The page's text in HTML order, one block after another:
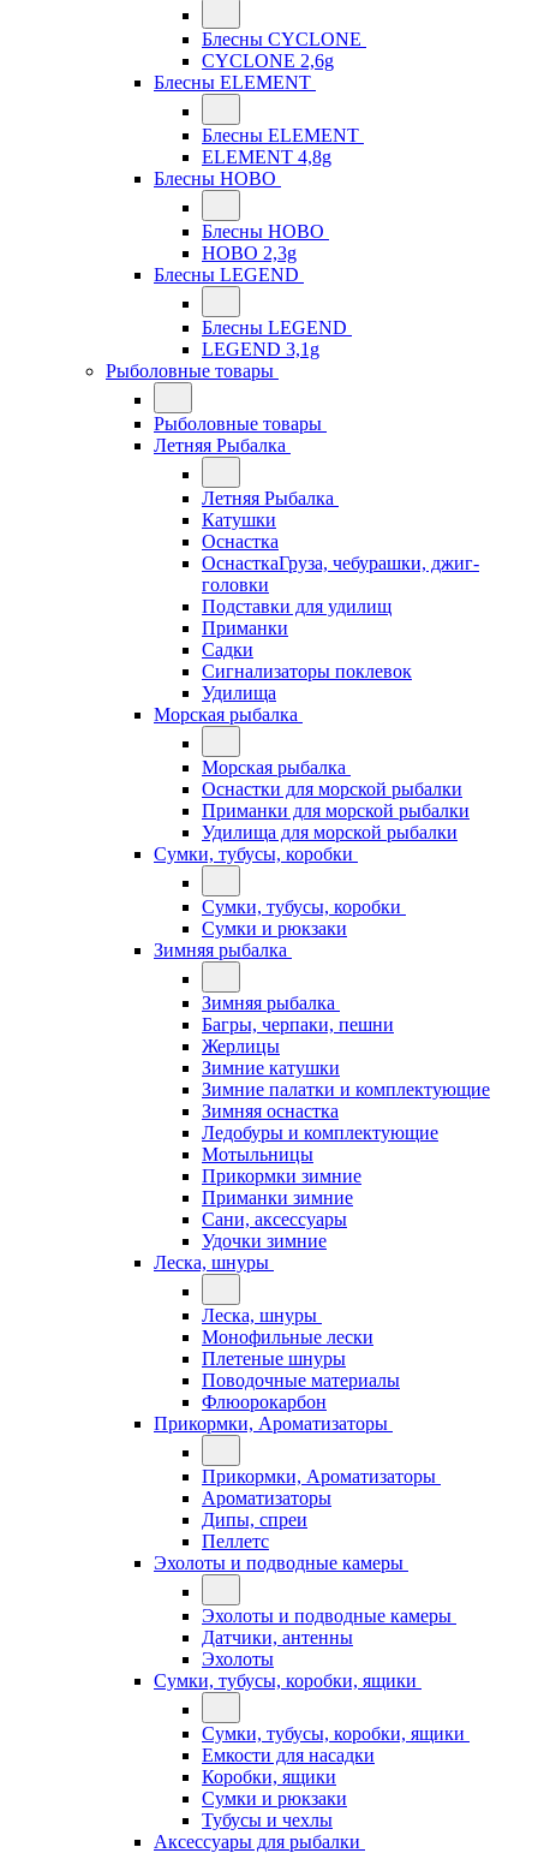
Блесны CYCLONE
CYCLONE 2,6g
Блесны ELEMENT
Блесны ELEMENT
ELEMENT 4,8g
Блесны HOBO
Блесны HOBO
HOBO 2,3g
Блесны LEGEND
Блесны LEGEND
LEGEND 3,1g
Рыболовные товары
Рыболовные товары
Летняя Рыбалка
Летняя Рыбалка
Катушки
Оснастка
ОснасткаГруза, чебурашки, джиг-
головки
Подставки для удилищ
Приманки
Садки
Сигнализаторы поклевок
Удилища
Морская рыбалка
Морская рыбалка
Оснастки для морской рыбалки
Приманки для морской рыбалки
Удилища для морской рыбалки
Сумки, тубусы, коробки
Сумки, тубусы, коробки
Сумки и рюкзаки
Зимняя рыбалка
Зимняя рыбалка
Багры, черпаки, пешни
Жерлицы
Зимние катушки
Зимние палатки и комплектующие
Зимняя оснастка
Ледобуры и комплектующие
Мотыльницы
Прикормки зимние
Приманки зимние
Сани, аксессуары
Удочки зимние
Леска, шнуры
Леска, шнуры
Монофильные лески
Плетеные шнуры
Поводочные материалы
Флюорокарбон
Прикормки, Ароматизаторы
Прикормки, Ароматизаторы
Ароматизаторы
Дипы, спреи
Пеллетс
Эхолоты и подводные камеры
Эхолоты и подводные камеры
Датчики, антенны
Эхолоты
Сумки, тубусы, коробки, ящики
Сумки, тубусы, коробки, ящики
Емкости для насадки
Коробки, ящики
Сумки и рюкзаки
Тубусы и чехлы
Аксессуары для рыбалки